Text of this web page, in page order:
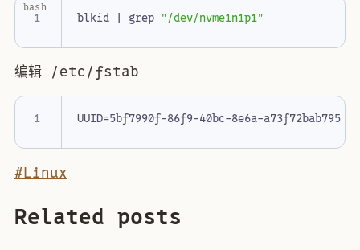
1 blkid | grep "/dev/nvme1n1p1"
bash
编辑 /etc/fstab
1
#Linux
Related posts